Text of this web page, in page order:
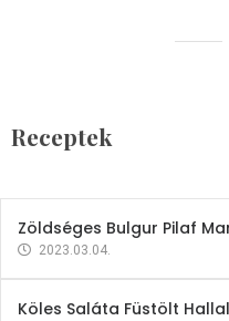
Receptek
2023.03.06.
Zöldséges Bulgur Pilaf
2023.03.04.
Köles Saláta Füstölt